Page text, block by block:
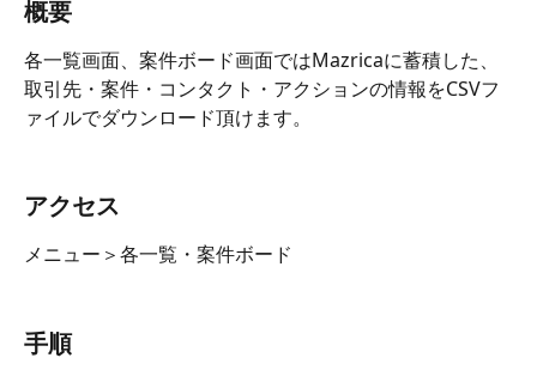
概要
各一覧画面、案件ボード画面ではMazricaに蓄積した、
取引先・案件・コンタクト・アクションの情報をCSVフ
ァイルでダウンロード頂けます。
アクセス
メニュー＞各一覧・案件ボード
手順